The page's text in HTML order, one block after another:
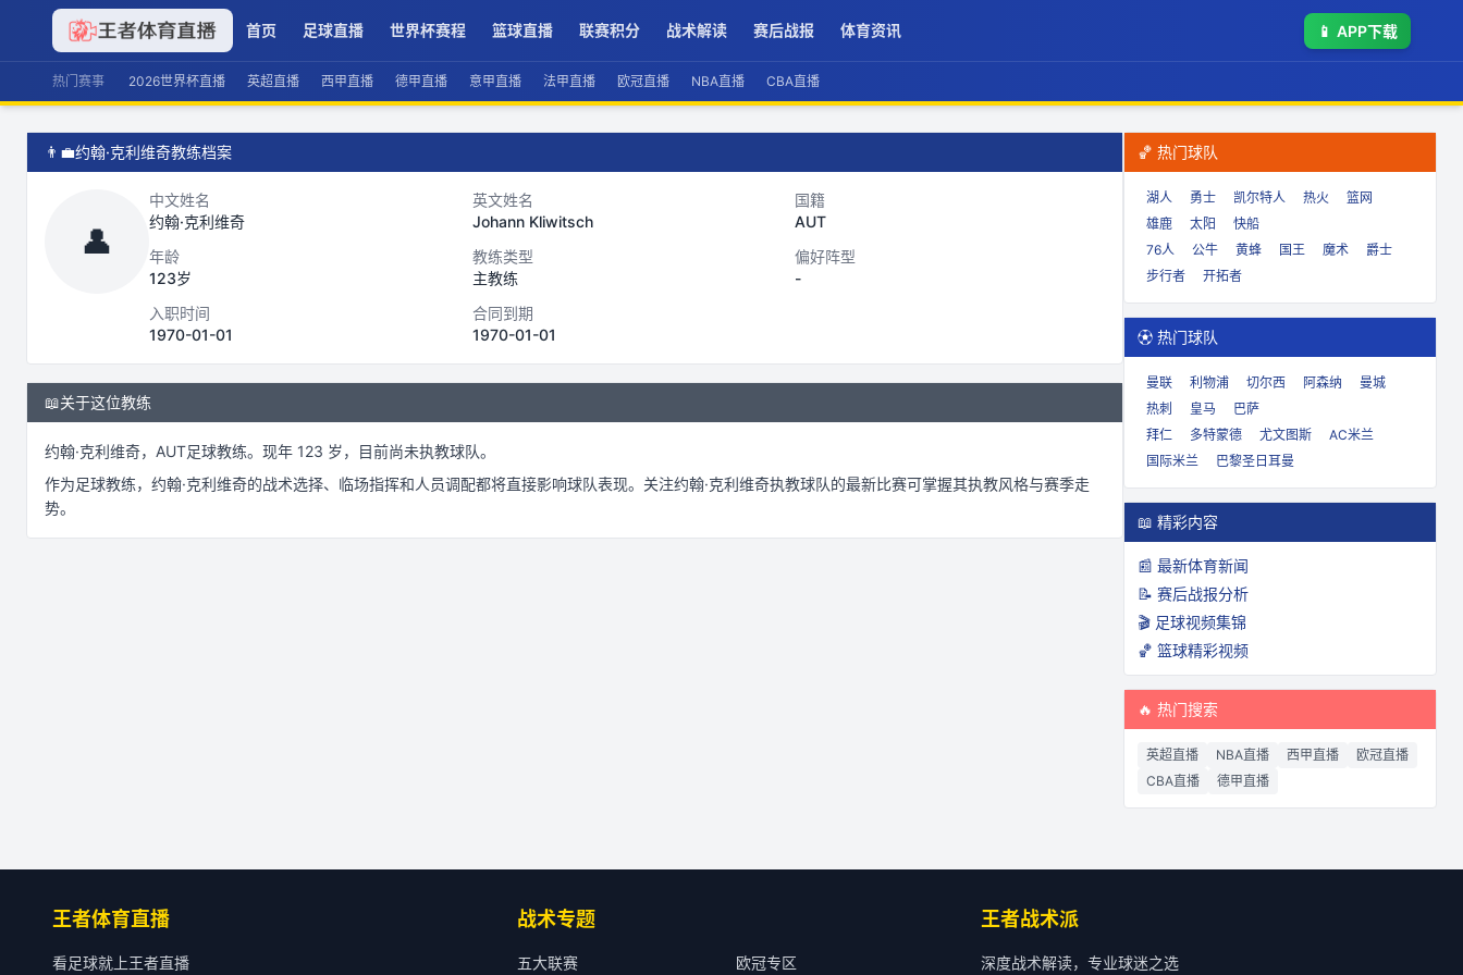
首页 足球直播 世界杯赛程 篮球直播 联赛积分 战术解读 赛后战报 体育资讯 📱 APP下载
热门赛事 2026世界杯直播 英超直播 西甲直播 德甲直播 意甲直播 法甲直播 欧冠直播 NBA直播 CBA直播
👨‍💼约翰·克利维奇教练档案
👤
中文姓名
约翰·克利维奇
英文姓名
Johann Kliwitsch
国籍
AUT
年龄
123岁
教练类型
主教练
偏好阵型
-
入职时间
1970-01-01
合同到期
1970-01-01
📖关于这位教练
约翰·克利维奇， AUT足球教练。 现年 123 岁，
目前尚未执教球队。
作为足球教练， 约翰·克利维奇的战术选择、临场指挥和人员调配都将直接影响球队表现。关注约翰·克利维奇执教球队的最新比赛可掌握其执教风格与赛季走
势。
🏀 热门球队
湖人 勇士 凯尔特人 热火
篮网
雄鹿
太阳
快船
76人
公牛 黄蜂 国王 魔术
爵士
步行者
开拓者
⚽ 热门球队
曼联 利物浦 切尔西 阿森纳
曼城
热刺
皇马
巴萨
拜仁
多特蒙德 尤文图斯
AC米兰
国际米兰
巴黎圣日耳曼
📖 精彩内容
📰 最新体育新闻
📝 赛后战报分析
🎬 足球视频集锦
🏀 篮球精彩视频
🔥 热门搜索
英超直播 NBA直播 西甲直播
欧冠直播
CBA直播
德甲直播
王者体育直播
看足球就上王者直播
战术专题
五大联赛 欧冠专区
王者战术派
深度战术解读，专业球迷之选